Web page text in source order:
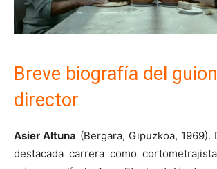
Breve biografía del
director
Asier Altuna (Bergara, Gipuzkoa, 1969).
destacada carrera como